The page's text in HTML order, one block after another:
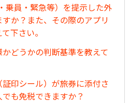
乗員・緊急等）を提示した外
か？また、その際のアプリ
下さい。
どうかの判断基準を教えて
印シール）が旅券に添付さ
も免税できますか？